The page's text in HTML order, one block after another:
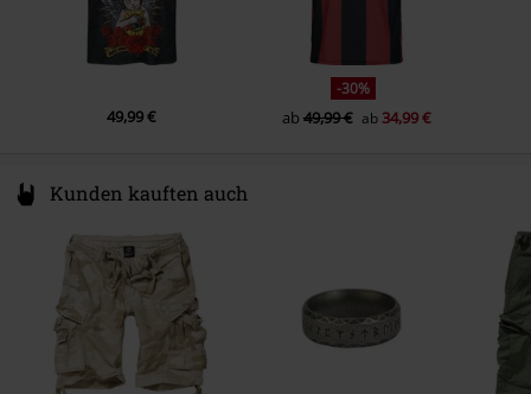
49,99 €
-30%
ab 49,99 € ab34,99 €
Kunden kauften auch